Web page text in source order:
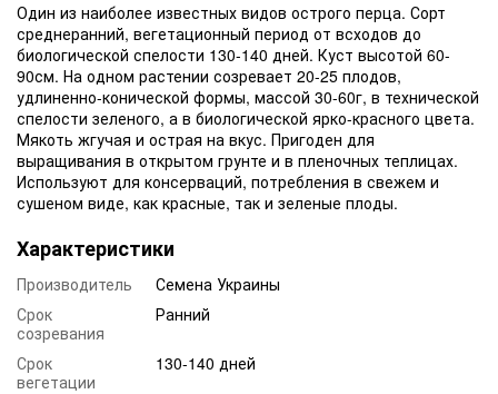
Один из наиболее известных видов острого перца. Сорт
среднеранний, вегетационный период от всходов до
биологической спелости 130-140 дней. Куст высотой 60-
90см. На одном растении созревает 20-25 плодов,
удлиненно-конической формы, массой 30-60г, в технической
спелости зеленого, а в биологической ярко-красного цвета.
Мякоть жгучая и острая на вкус. Пригоден для
выращивания в открытом грунте и в пленочных теплицах.
Используют для консерваций, потребления в свежем и
сушеном виде, как красные, так и зеленые плоды.
Характеристики
Производитель
Семена Украины
Срок
созревания
Ранний
Срок
вегетации
130-140 дней